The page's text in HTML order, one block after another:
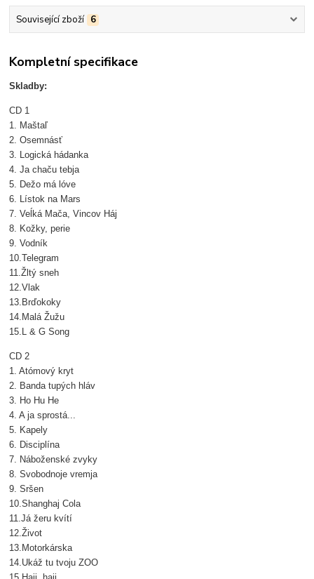
Související zboží 6
Kompletní specifikace
Skladby:
CD 1
1. Maštaľ
2. Osemnásť
3. Logická hádanka
4. Ja chaču tebja
5. Dežo má lóve
6. Lístok na Mars
7. Veĺká Mača, Vincov Háj
8. Kožky, perie
9. Vodník
10.Telegram
11.Žltý sneh
12.Vlak
13.Brďokoky
14.Malá Žužu
15.L & G Song
CD 2
1. Atómový kryt
2. Banda tupých hláv
3. Ho Hu He
4. A ja sprostá...
5. Kapely
6. Disciplína
7. Náboženské zvyky
8. Svobodnoje vremja
9. Sršen
10.Shanghaj Cola
11.Já žeru kvítí
12.Život
13.Motorkárska
14.Ukáž tu tvoju ZOO